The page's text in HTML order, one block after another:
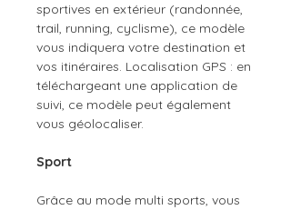
sportives en extérieur (randonnée,
trail, running, cyclisme), ce modèle
vous indiquera votre destination et
vos itinéraires. Localisation GPS : en
téléchargeant une application de
suivi, ce modèle peut également
vous géolocaliser.
Sport
Grâce au mode multi sports, vous